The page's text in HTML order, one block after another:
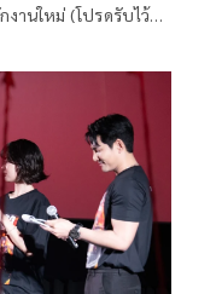
านใหม่ (โปรดรับไว้
าคมนี้ ในโรงภาพยนตร์